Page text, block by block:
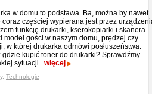
w domu to podstawa. Ba, można by nawet
częściej wypierana jest przez
funkcję drukarki, kserokopiarki i skanera.
model gości w naszym domu, prędzej czy
w której drukarka odmówi posłuszeństwa.
kupić toner do drukarki? Sprawdźmy
sytuacji. więcej
Technologie